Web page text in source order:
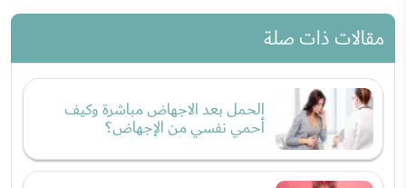
مقالات ذات صلة
الحمل بعد الاجهاض مباشرة وكيف
أحمي نفسي من الإجهاض؟